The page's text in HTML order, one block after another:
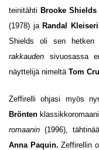
teinitähti Brooke Shields
(1978) ja Randal
Shields oli sen hetken
rakkauden sivuosassa
näyttelijä nimeltä Tom
Zeffirelli ohjasi myös
Brönten
romaanin (1996),
Anna Paquin.Zeffirellin